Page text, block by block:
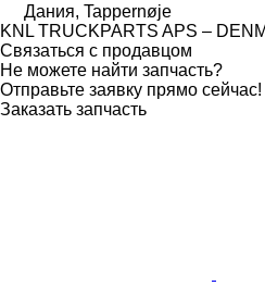
Дания, Tappernøje
KNL TRUCKPARTS APS –
Связаться с продавцом
Не можете найти запчасть?
Отправьте заявку прямо сейчас!
Заказать запчасть